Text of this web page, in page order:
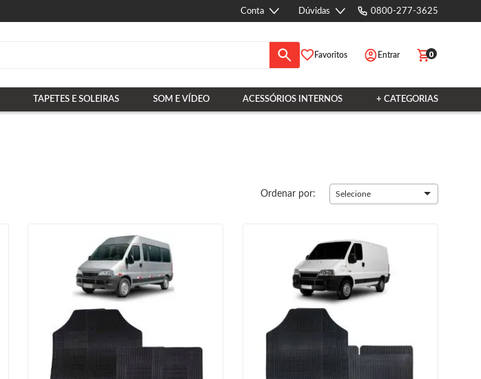
Conta Dúvidas 0800-277-3625
Favoritos Entrar 0
TAPETES E SOLEIRAS SOM E VÍDEO ACESSÓRIOS INTERNOS + CATEGORIAS
Ordenar por: Selecione